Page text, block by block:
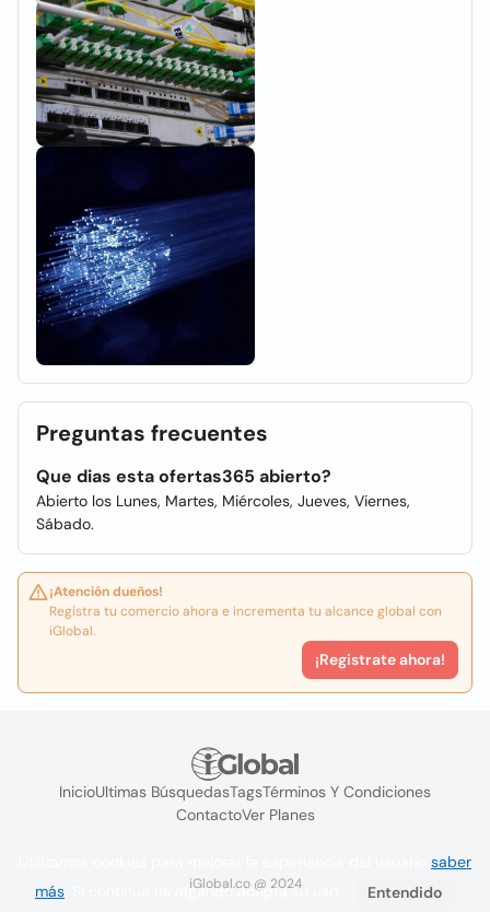
Preguntas frecuentes
Que dias esta ofertas365 abierto?
Abierto los Lunes, Martes, Miércoles, Jueves, Viernes,
Sábado.
¡Atención dueños!
Registra tu comercio ahora e incrementa tu alcance global con
iGlobal.
¡Registrate ahora!
InicioUltimas BúsquedasTagsTérminos Y Condiciones
ContactoVer Planes
iGlobal.co @ 2024
saber
más . Si continúa navegando acepta su uso. Entendido